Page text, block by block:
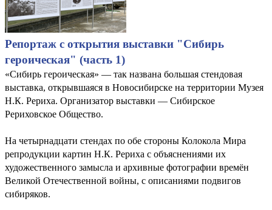
Репортаж с открытия выставки "Сибирь
героическая" (часть 1)
«Сибирь героическая» — так названа большая стендовая
выставка, открывшаяся в Новосибирске на территории Музея
Н.К. Рериха. Организатор выставки — Сибирское
Рериховское Общество.
На четырнадцати стендах по обе стороны Колокола Мира
репродукции картин Н.К. Рериха с объяснениями их
художественного замысла и архивные фотографии времён
Великой Отечественной войны, с описаниями подвигов
сибиряков.